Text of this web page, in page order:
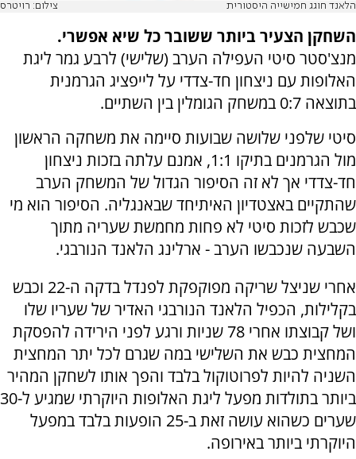
הלאנד חוגג חמישייה היסטורית צילום: רויטרס
השחקן הצעיר ביותר ששובר כל שיא אפשרי.
מנצ'סטר סיטי העפילה הערב (שלישי) לרבע גמר ליגת
האלופות עם ניצחון חד-צדדי על לייפציג הגרמנית
בתוצאה 0:7 במשחק הגומלין בין השתיים.
סיטי שלפני שלושה שבועות סיימה את משחקה הראשון
מול הגרמנים בתיקו 1:1, אמנם עלתה בזכות ניצחון
חד-צדדי אך לא זה הסיפור הגדול של המשחק הערב
שהתקיים באצטדיון האיתיחד שבאנגליה. הסיפור הוא מי
שכבש לזכות סיטי לא פחות מחמשת שעריה מתוך
השבעה שנכבשו הערב - ארלינג הלאנד הנורבגי.
אחרי שניצל שריקה מפוקפקת לפנדל בדקה ה-22 וכבש
בקלילות, הכפיל הלאנד הנורבגי האדיר של שעריו שלו
ושל קבוצתו אחרי 78 שניות ורגע לפני הירידה להפסקת
המחצית כבש את השלישי במה שגרם לכל יתר המחצית
השניה להיות לפרוטוקול בלבד והפך אותו לשחקן המהיר
ביותר בתולדות מפעל ליגת האלופות היוקרתי שמגיע ל-30
שערים כשהוא עושה זאת ב-25 הופעות בלבד במפעל
היוקרתי ביותר באירופה.